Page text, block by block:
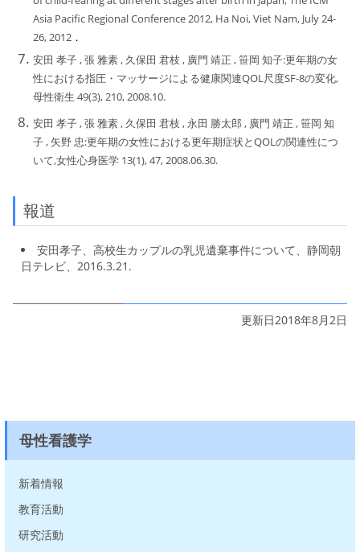
Asia Pacific Regional Conference 2012, Ha Noi, Viet Nam, July 24-
26, 2012 ．
安田 孝子 , 張 雅素 , 久保田 君枝 , 廣門 靖正 , 笹岡 知子:更年期の女
性における指圧・マッサージによる健康関連QOL尺度SF-8の変化,
母性衛生 49(3), 210, 2008.10.
安田 孝子 , 張 雅素 , 久保田 君枝 , 永田 勝太郎 , 廣門 靖正 , 笹岡 知
子 , 矢野 忠:更年期の女性における更年期症状とQOLの関連性につ
いて,女性心身医学 13(1), 47, 2008.06.30.
報道
安田孝子、高校生カップルの乳児遺棄事件について、静岡朝
日テレビ、2016.3.21.
更新日2018年8月2日
母性看護学
新着情報
教育活動
研究活動